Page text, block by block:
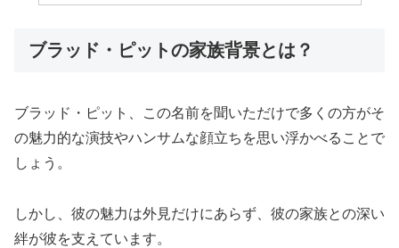
ブラッド・ピットの家族背景とは？
ブラッド・ピット、この名前を聞いただけで多くの方がそ
の魅力的な演技やハンサムな顔立ちを思い浮かべることで
しょう。
しかし、彼の魅力は外見だけにあらず、彼の家族との深い
絆が彼を支えています。